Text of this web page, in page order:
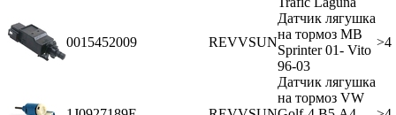
0015452009 REVVSUN
Датчик лягушка
на тормоз MB
Sprinter 01- Vito
96-03
>4
Датчик лягушка
на тормоз VW